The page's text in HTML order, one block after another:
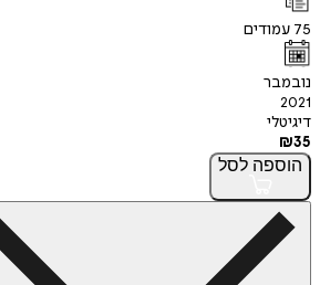
75 עמודים
נובמבר
2021
דיגיטלי
₪35
הוספה לסל